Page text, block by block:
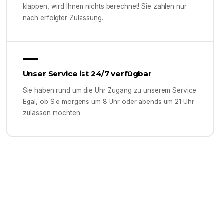
klappen, wird Ihnen nichts berechnet! Sie zahlen nur
nach erfolgter Zulassung.
Unser Service ist 24/7 verfügbar
Sie haben rund um die Uhr Zugang zu unserem Service.
Egal, ob Sie morgens um 8 Uhr oder abends um 21 Uhr
zulassen möchten.